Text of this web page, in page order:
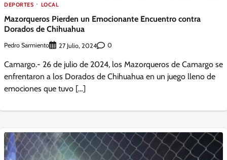
DEPORTES LOCAL
Mazorqueros Pierden un Emocionante Encuentro contra
Dorados de Chihuahua
Pedro Sarmiento 27 Julio, 2024 0
Camargo.- 26 de julio de 2024, los Mazorqueros de Camargo se
enfrentaron a los Dorados de Chihuahua en un juego lleno de
emociones que tuvo […]